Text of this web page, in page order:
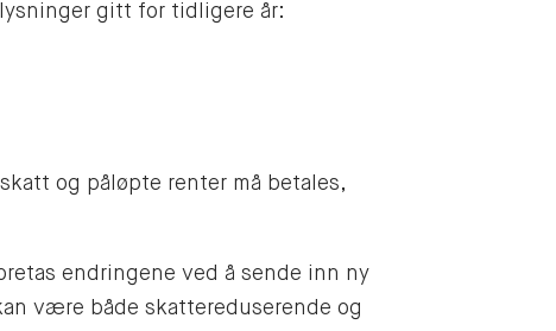
gitt for tidligere år:
og påløpte renter må betales,
endringene ved å sende inn ny
være både skattereduserende og